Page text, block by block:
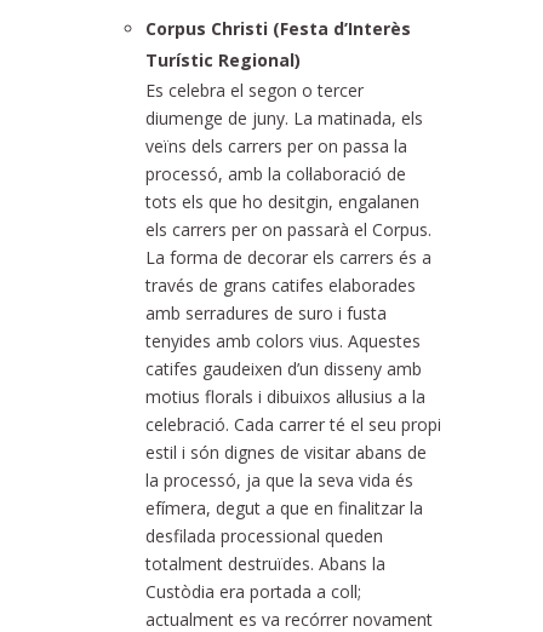
Corpus Christi (Festa d’Interès
Turístic Regional)
Es celebra el segon o tercer
diumenge de juny. La matinada, els
veïns dels carrers per on passa la
processó, amb la col·laboració de
tots els que ho desitgin, engalanen
els carrers per on passarà el Corpus.
La forma de decorar els carrers és a
través de grans catifes elaborades
amb serradures de suro i fusta
tenyides amb colors vius. Aquestes
catifes gaudeixen d’un disseny amb
motius florals i dibuixos al·lusius a la
celebració. Cada carrer té el seu propi
estil i són dignes de visitar abans de
la processó, ja que la seva vida és
efímera, degut a que en finalitzar la
desfilada processional queden
totalment destruïdes. Abans la
Custòdia era portada a coll;
actualment es va recórrer novament